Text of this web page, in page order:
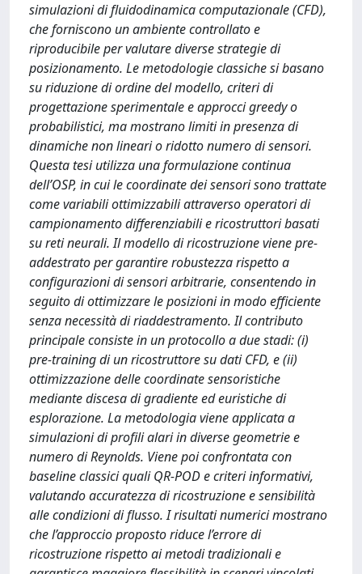
simulazioni di fluidodinamica computazionale (CFD),
che forniscono un ambiente controllato e
riproducibile per valutare diverse strategie di
posizionamento. Le metodologie classiche si basano
su riduzione di ordine del modello, criteri di
progettazione sperimentale e approcci greedy o
probabilistici, ma mostrano limiti in presenza di
dinamiche non lineari o ridotto numero di sensori.
Questa tesi utilizza una formulazione continua
dell’OSP, in cui le coordinate dei sensori sono trattate
come variabili ottimizzabili attraverso operatori di
campionamento differenziabili e ricostruttori basati
su reti neurali. Il modello di ricostruzione viene pre-
addestrato per garantire robustezza rispetto a
configurazioni di sensori arbitrarie, consentendo in
seguito di ottimizzare le posizioni in modo efficiente
senza necessità di riaddestramento. Il contributo
principale consiste in un protocollo a due stadi: (i)
pre-training di un ricostruttore su dati CFD, e (ii)
ottimizzazione delle coordinate sensoristiche
mediante discesa di gradiente ed euristiche di
esplorazione. La metodologia viene applicata a
simulazioni di profili alari in diverse geometrie e
numero di Reynolds. Viene poi confrontata con
baseline classici quali QR-POD e criteri informativi,
valutando accuratezza di ricostruzione e sensibilità
alle condizioni di flusso. I risultati numerici mostrano
che l’approccio proposto riduce l’errore di
ricostruzione rispetto ai metodi tradizionali e